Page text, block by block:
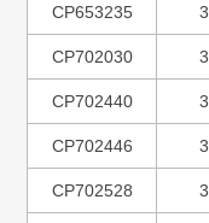
CP653235 3
CP702030 3
CP702440 3
CP702446 3
CP702528 3